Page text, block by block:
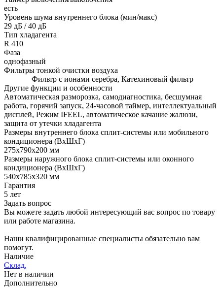
есть
Уровень шума внутреннего блока (мин/макс)
29 дБ / 40 дБ
Тип хладагента
R 410
Фаза
однофазный
Фильтры тонкой очистки воздуха
Фильтр с ионами серебра, Катехиновый фильтр
Другие функции и особенности
Автоматическая разморозка, самодиагностика, бесшумная
работа, горячий запуск, 24-часовой таймер, интеллектуальный
дисплей, Режим IFEEL, автоматическое качание жалюзи,
защита от утечки хладагента
Размеры внутреннего блока сплит-системы или мобильного
кондиционера (ВxШxГ)
275x790x200 мм
Размеры наружного блока сплит-системы или оконного
кондиционера (ВxШxГ)
540х785х320 мм
Гарантия
5 лет
Задать вопрос
Вы можете задать любой интересующий вас вопрос по товару
или работе магазина.
Наши квалифицированные специалисты обязательно вам
помогут.
Наличие
Склад,
Нет в наличии
Дополнительно